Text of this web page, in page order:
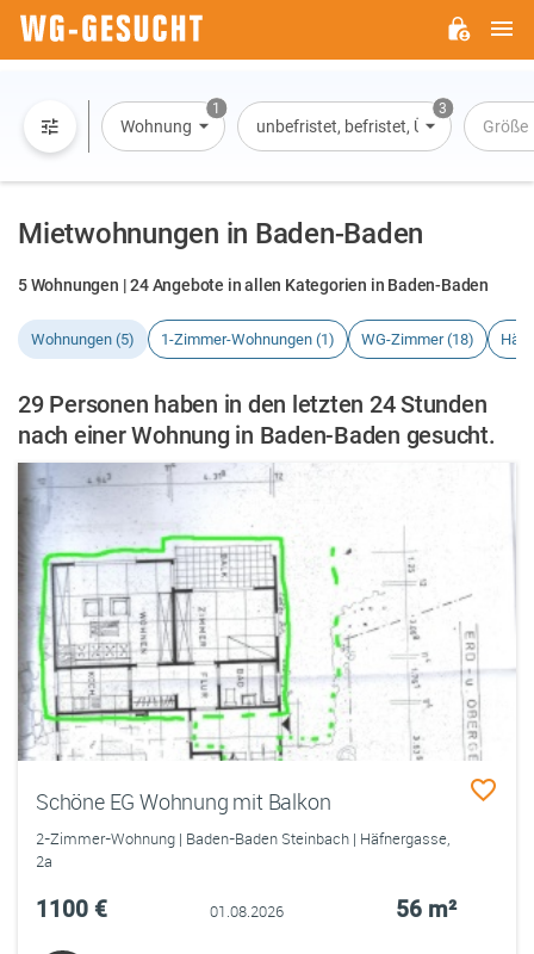
1
Wohnung
3
unbefristet, befristet, Übernachtung
Größe
Mietwohnungen in Baden-Baden
5 Wohnungen | 24 Angebote in allen Kategorien in Baden-Baden
Wohnungen (5) 1-Zimmer-Wohnungen (1) WG-Zimmer (18)
29 Personen haben in den letzten 24 Stunden
nach einer Wohnung in Baden-Baden gesucht.
Schöne EG Wohnung mit Balkon
2-Zimmer-Wohnung | Baden-Baden Steinbach | Häfnergasse,
2a
1100 € 01.08.2026 56 m²